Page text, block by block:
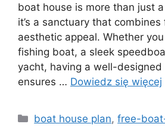
boat house is more than just
it’s a sanctuary that
aesthetic appeal. Whether
fishing boat, a sleek
yacht, having a well-designed
ensures … Dowiedz się więcej
Kategorie
boat house plan,free-